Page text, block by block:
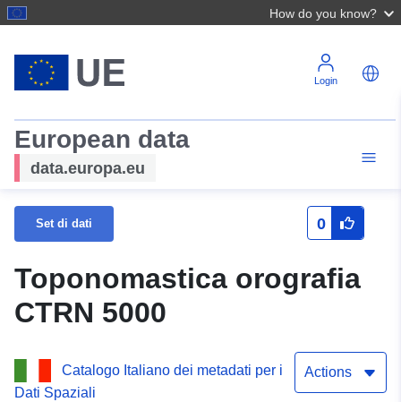
How do you know?
Login
European data
data.europa.eu
Set di dati 0
Toponomastica orografia
CTRN 5000
Catalogo Italiano dei metadati per i
Dati Spaziali
Actions